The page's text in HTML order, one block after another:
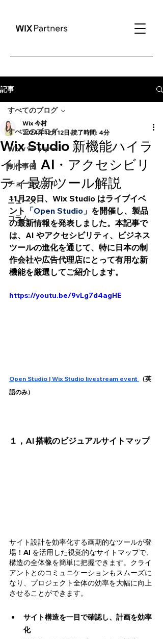
記事
すべてのブログ
Wix パートナー
制作事例
チュートリアル
ニュース
コラム
すべてのブログ
Wix Studio 新機能ハイラ
イト！AI・アクセシビリ
ティ最新ツール解説
Wix 今村
2024年12月12日 読了時間: 4分
11月20日、Wix Studio はライブイベ
ント 「Open Studio」 を開催し、製品
の最新情報を発表しました。 本記事で
は、AI やアクセシビリティ、ビジネス
ツールの進化を通じて、特に日本の制
作会社や広告代理店にとって有用な新
機能を厳選してご紹介します。
https://youtu.be/9vLg7d4agHE
Open Studio | Wix Studio livestream event
（英
語のみ）
１，AI 搭載のビジュアルサイトマップ
サイト設計を効率化する画期的なツールが登
場！AI を活用した視覚的なサイトマップで、
構造の全体像を簡単に把握できます。クライ
アントとのコミュニケーションもスムーズに
なり、プロジェクト全体の効率を大幅に向上
させることができます。
サイト構造を一目で確認し、計画を効率
化